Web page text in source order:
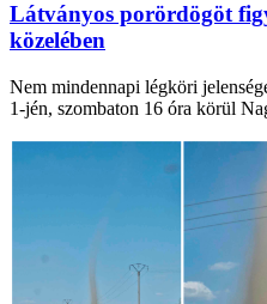
Látványos porördögöt
közelében
Nem mindennapi légköri
1-jén, szombaton 16 óra körül